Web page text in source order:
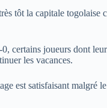
tôt la capitale
certains joueurs dont
les vacances.
est satisfaisant malgré